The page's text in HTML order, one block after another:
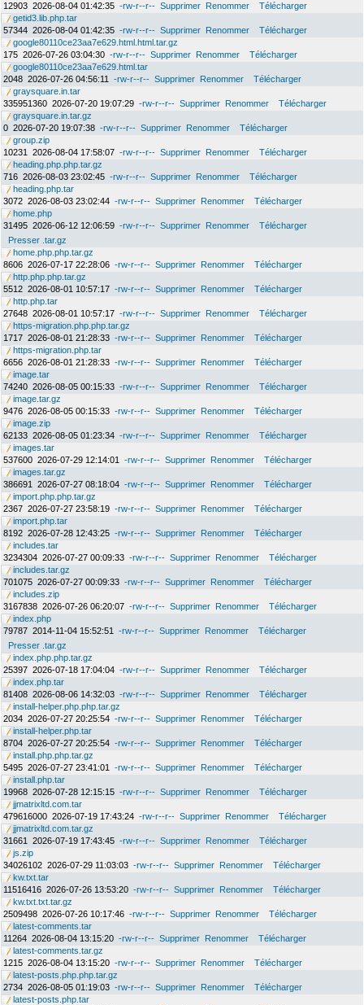
12903 2026-08-04 01:42:35 -rw-r--r-- Supprimer Renommer
Télécharger
getid3.lib.php.tar
57344 2026-08-04 01:42:35 -rw-r--r-- Supprimer Renommer
Télécharger
google80110ce23aa7e629.html.html.tar.gz
175 2026-07-26 03:04:30 -rw-r--r-- Supprimer Renommer
Télécharger
google80110ce23aa7e629.html.tar
2048 2026-07-26 04:56:11 -rw-r--r-- Supprimer Renommer
Télécharger
graysquare.in.tar
335951360 2026-07-20 19:07:29 -rw-r--r-- Supprimer Renommer
Télécharger
graysquare.in.tar.gz
0 2026-07-20 19:07:38 -rw-r--r-- Supprimer Renommer
Télécharger
group.zip
10231
2026-08-04 17:58:07 -rw-r--r-- Supprimer Renommer
Télécharger
heading.php.php.tar.gz
716 2026-08-03 23:02:45 -rw-r--r-- Supprimer Renommer
Télécharger
heading.php.tar
3072 2026-08-03 23:02:44 -rw-r--r-- Supprimer Renommer
Télécharger
home.php
31495 2026-06-12 12:06:59 -rw-r--r-- Supprimer Renommer
Télécharger
Presser .tar.gz
home.php.php.tar.gz
8606 2026-07-17 22:28:06 -rw-r--r-- Supprimer Renommer
Télécharger
http.php.php.tar.gz
5512 2026-08-01 10:57:17 -rw-r--r-- Supprimer Renommer
Télécharger
http.php.tar
27648 2026-08-01 10:57:17 -rw-r--r-- Supprimer Renommer
Télécharger
https-migration.php.php.tar.gz
1717 2026-08-01 21:28:33 -rw-r--r-- Supprimer Renommer
Télécharger
https-migration.php.tar
6656 2026-08-01 21:28:33 -rw-r--r-- Supprimer Renommer
Télécharger
image.tar
74240 2026-08-05 00:15:33 -rw-r--r-- Supprimer Renommer
Télécharger
image.tar.gz
9476 2026-08-05 00:15:33 -rw-r--r-- Supprimer Renommer
Télécharger
image.zip
62133 2026-08-05 01:23:34 -rw-r--r-- Supprimer Renommer
Télécharger
images.tar
537600 2026-07-29 12:14:01 -rw-r--r-- Supprimer Renommer
Télécharger
images.tar.gz
386691
2026-07-27 08:18:04 -rw-r--r-- Supprimer Renommer
Télécharger
import.php.php.tar.gz
2367 2026-07-27 23:58:19 -rw-r--r-- Supprimer Renommer
Télécharger
import.php.tar
8192 2026-07-28 12:43:25 -rw-r--r-- Supprimer Renommer
Télécharger
includes.tar
3234304 2026-07-27 00:09:33 -rw-r--r-- Supprimer Renommer
Télécharger
includes.tar.gz
701075 2026-07-27 00:09:33 -rw-r--r-- Supprimer Renommer
Télécharger
includes.zip
3167838 2026-07-26 06:20:07 -rw-r--r-- Supprimer Renommer
Télécharger
index.php
79787 2014-11-04 15:52:51 -rw-r--r-- Supprimer Renommer
Télécharger
Presser .tar.gz
index.php.php.tar.gz
25397 2026-07-18 17:04:04 -rw-r--r-- Supprimer Renommer
Télécharger
index.php.tar
81408 2026-08-06 14:32:03 -rw-r--r-- Supprimer Renommer
Télécharger
install-helper.php.php.tar.gz
2034 2026-07-27 20:25:54 -rw-r--r-- Supprimer Renommer
Télécharger
install-helper.php.tar
8704 2026-07-27 20:25:54 -rw-r--r-- Supprimer Renommer
Télécharger
install.php.php.tar.gz
5495 2026-07-27 23:41:01 -rw-r--r-- Supprimer Renommer
Télécharger
install.php.tar
19968 2026-07-28 12:15:15 -rw-r--r-- Supprimer Renommer
Télécharger
jjmatrixltd.com.tar
479616000 2026-07-19 17:43:24 -rw-r--r-- Supprimer Renommer
Télécharger
jjmatrixltd.com.tar.gz
31661
2026-07-19 17:43:45 -rw-r--r-- Supprimer Renommer
Télécharger
js.zip
34026102 2026-07-29 11:03:03 -rw-r--r-- Supprimer Renommer
Télécharger
kw.txt.tar
11516416 2026-07-26 13:53:20 -rw-r--r-- Supprimer Renommer
Télécharger
kw.txt.txt.tar.gz
2509498 2026-07-26 10:17:46 -rw-r--r-- Supprimer Renommer
Télécharger
latest-comments.tar
11264 2026-08-04 13:15:20 -rw-r--r-- Supprimer Renommer
Télécharger
latest-comments.tar.gz
1215 2026-08-04 13:15:20 -rw-r--r-- Supprimer Renommer
Télécharger
latest-posts.php.php.tar.gz
2734 2026-08-05 01:19:03 -rw-r--r-- Supprimer Renommer
Télécharger
latest-posts.php.tar